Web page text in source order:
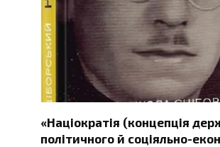
«Націократія (концепція
політичного й соціяльно-